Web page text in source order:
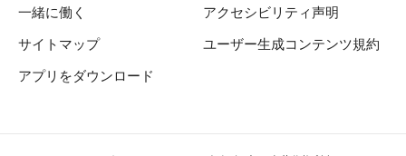
一緒に働く
サイトマップ
アプリをダウンロード
アクセシビリティ声明
ユーザー生成コンテンツ規約